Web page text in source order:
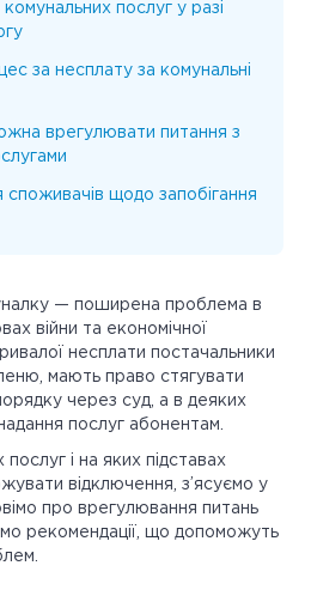
послуг у разі
за несплату за комунальні
врегулювати питання з
споживачів щодо запобігання
— поширена проблема в
війни та економічної
несплати постачальники
мають право стягувати
через суд, а в деяких
послуг абонентам.
і на яких підставах
відключення, з’ясуємо у
про врегулювання питань
рекомендації, що допоможуть